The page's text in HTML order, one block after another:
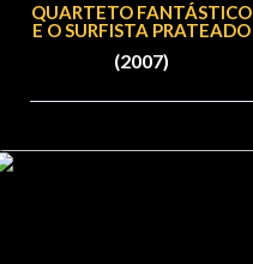
QUARTETO FANTÁSTICO
E O SURFISTA PRATEADO
(2007)